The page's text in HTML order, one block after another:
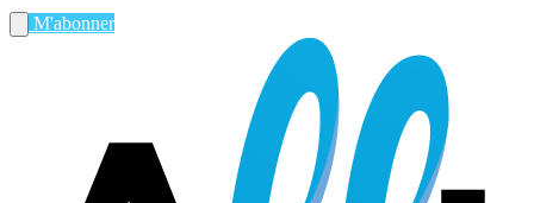
M'abonner